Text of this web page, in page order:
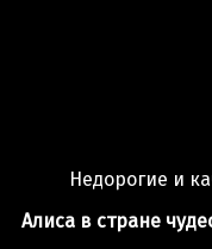
Недорогие и
Алиса в стране